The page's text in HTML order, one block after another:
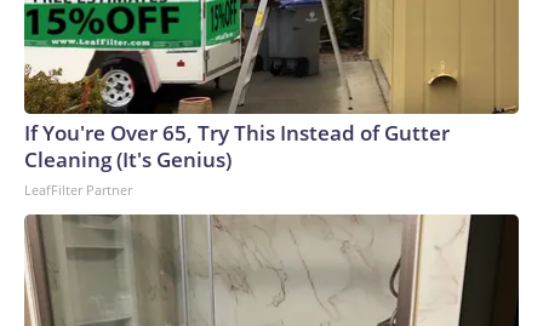
If You're Over 65, Try This Instead of Gutter
Cleaning (It's Genius)
LeafFilter Partner